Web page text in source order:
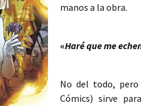
manos a la obra.
«Haré que me
No del todo, pero
Cómics) sirve